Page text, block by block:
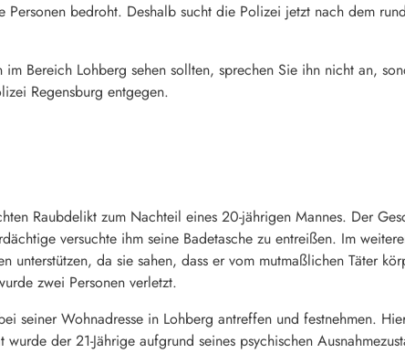
Personen bedroht. Deshalb sucht die Polizei jetzt nach dem
Bereich Lohberg sehen sollten, sprechen Sie ihn nicht an,
Regensburg entgegen.
Raubdelikt zum Nachteil eines 20-jährigen Mannes. Der
versuchte ihm seine Badetasche zu entreißen. Im
unterstützen, da sie sahen, dass er vom mutmaßlichen Täter
zwei Personen verletzt.
seiner Wohnadresse in Lohberg antreffen und festnehmen.
der 21-Jährige aufgrund seines psychischen